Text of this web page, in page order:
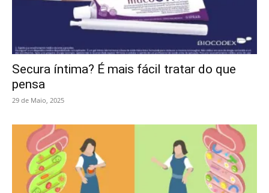
Secura íntima? É mais fácil tratar do que
pensa
29 de Maio, 2025